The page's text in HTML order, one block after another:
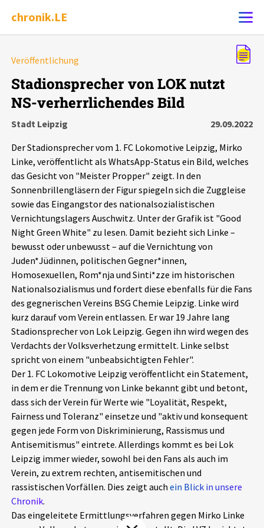
chronik.LE
Chronik
Leipziger Zustände
Schlaglichter
Phänomene
Aktuelles
Alle Beiträge
Veranstaltungen
Pressemitteilungen
Podcasts
Über uns
Projektbeschreibung
Kontakt
Unterstützer_innen
Spenden
chronik.LE in der Presse
Veröffentlichung
Stadionsprecher von LOK nutzt
NS-verherrlichendes Bild
Stadt Leipzig
29.09.2022
Der Stadionsprecher vom 1. FC Lokomotive Leipzig, Mirko
Linke, veröffentlicht als WhatsApp-Status ein Bild, welches
das Gesicht von "Meister Propper" zeigt. In den
Sonnenbrillengläsern der Figur spiegeln sich die Zuggleise
sowie das Eingangstor des nationalsozialistischen
Vernichtungslagers Auschwitz. Unter der Grafik ist "Good
Night Green White" zu lesen. Damit bezieht sich Linke –
bewusst oder unbewusst – auf die Vernichtung von
Juden*Jüdinnen, politischen Gegner*innen,
Homosexuellen, Rom*nja und Sinti*zze im historischen
Nationalsozialismus und fordert diese ebenfalls für die Fans
des gegnerischen Vereins BSG Chemie Leipzig. Linke wird
kurz darauf vom Verein entlassen. Er war 19 Jahre lang
Stadionsprecher von Lok Leipzig. Gegen ihn wird wegen des
Verdachts der Volksverhetzung ermittelt. Linke selbst
spricht von einem "unbeabsichtigten Fehler".
Der 1. FC Lokomotive Leipzig veröffentlicht ein Statement,
in dem er die Trennung von Linke bekannt gibt und betont,
dass sich der Verein für Werte wie "Loyalität, Respekt,
Fairness und Toleranz" einsetze und "aktiv und konsequent
gegen jede Form von Diskriminierung, Rassismus und
Antisemitismus" eintrete. Allerdings kommt es bei Lok
Leipzig immer wieder, sowohl bei den Fans als auch im
Verein, zu extrem rechten, antisemitischen und
rassistischen Vorfällen. Dies zeigt auch ein Blick in unsere
Chronik.
Das eingeleitete Ermittlungsverfahren gegen Mirko Linke
Alle Ereignisse
7502 Ereignisse
Ereignisse Statistik